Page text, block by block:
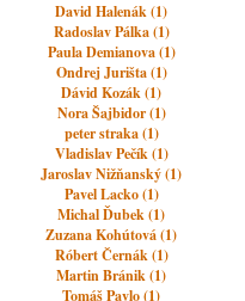
David Halenák (1)
Radoslav Pálka (1)
Paula Demianova (1)
Ondrej Jurišta (1)
Dávid Kozák (1)
Nora Šajbidor (1)
peter straka (1)
Vladislav Pečík (1)
Jaroslav Nižňanský (1)
Pavel Lacko (1)
Michal Ďubek (1)
Zuzana Kohútová (1)
Róbert Černák (1)
Martin Bránik (1)
Tomáš Pavlo (1)